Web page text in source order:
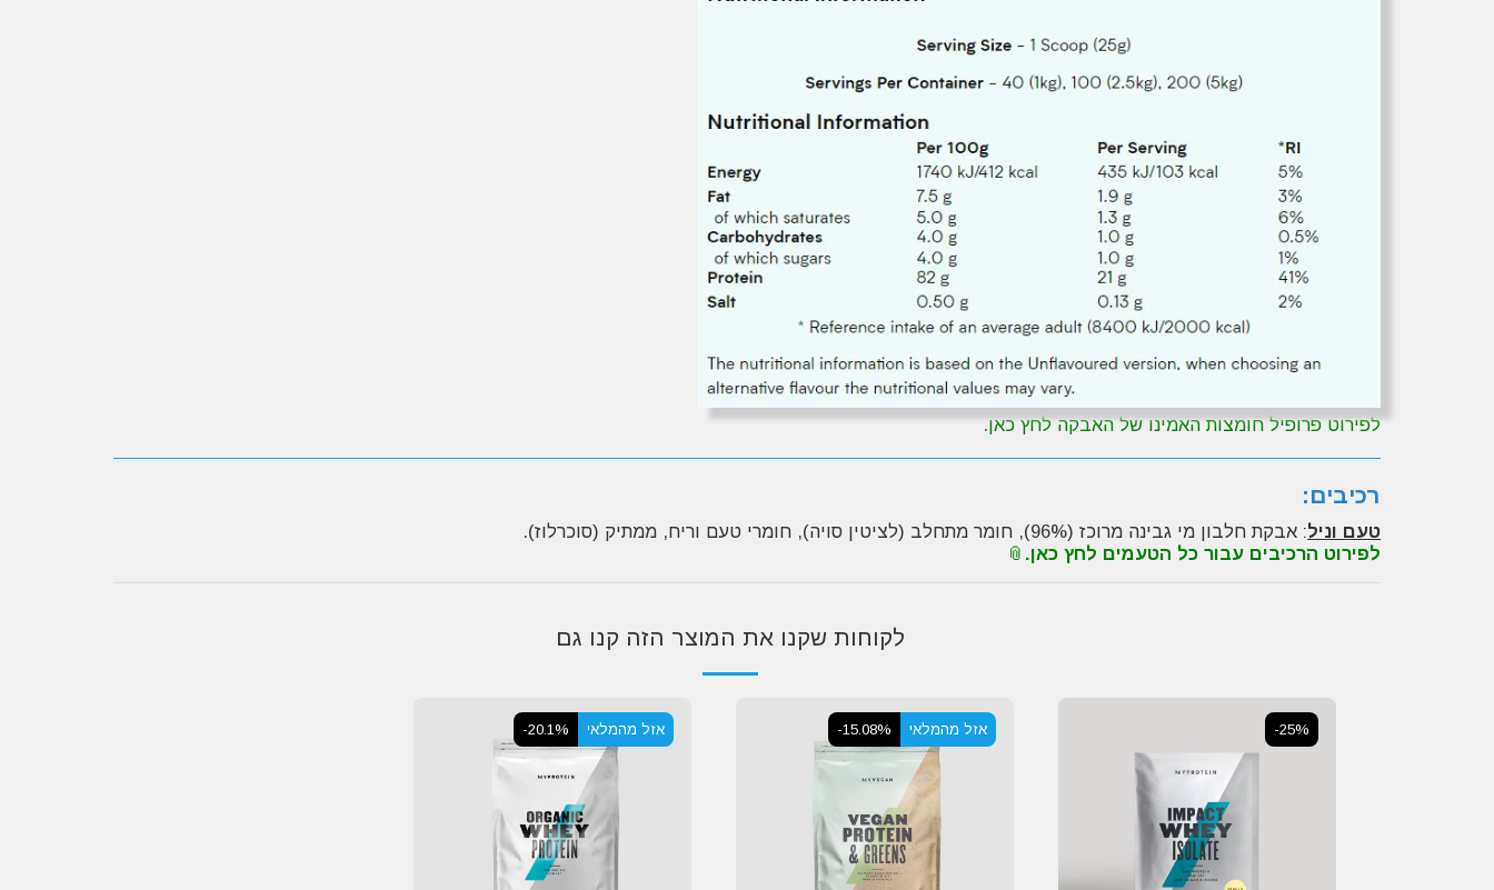
לפירוט פרופיל חומצות האמינו של האבקה לחץ כאן.
רכיבים:
טעם וניל: אבקת חלבון מי גבינה מרוכז (96%), חומר מתחלב (לציטין סויה), חומרי טעם וריח, ממתיק (סוכרלוז).
לפירוט הרכיבים עבור כל הטעמים לחץ כאן.
לקוחות שקנו את המוצר הזה קנו גם
-25% אזל מהמלאי -15.08% אזל מהמלאי -20.1%